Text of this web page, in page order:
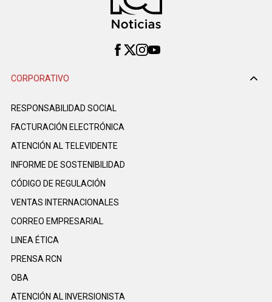
CORPORATIVO
RESPONSABILIDAD SOCIAL
FACTURACIÓN ELECTRÓNICA
ATENCIÓN AL TELEVIDENTE
INFORME DE SOSTENIBILIDAD
CÓDIGO DE REGULACIÓN
VENTAS INTERNACIONALES
CORREO EMPRESARIAL
LINEA ÉTICA
PRENSA RCN
OBA
ATENCIÓN AL INVERSIONISTA